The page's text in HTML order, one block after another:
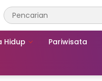
Hidup Pariwisata